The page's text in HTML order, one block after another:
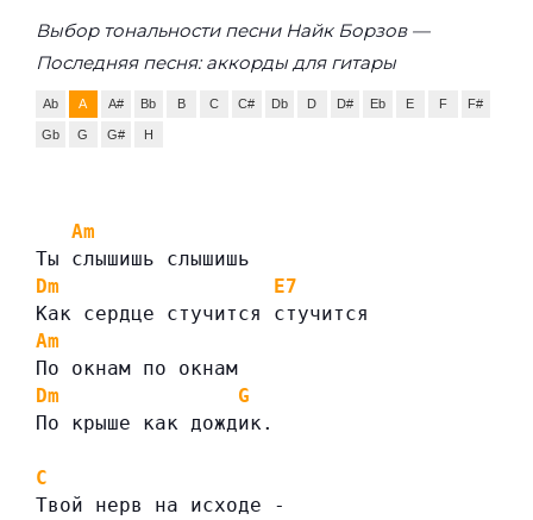
Выбор тональности песни Найк Борзов —
Последняя песня: аккорды для гитары
Ab A A# Bb B C C# Db D D# Eb E F F#
Gb G G# H
Am
Ты слышишь слышишь
Dm
E7
Как сердце стучится стучится
Am
По окнам по окнам
Dm
G
По крыше как дождик.
C
Твой нерв на исходе -